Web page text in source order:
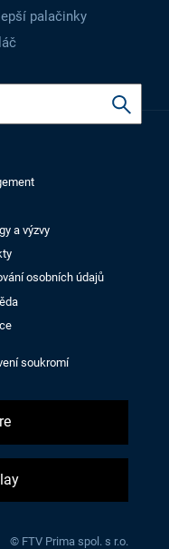
palačinky
a výzvy
osobních údajů
soukromí
© FTV Prima spol. s r.o.